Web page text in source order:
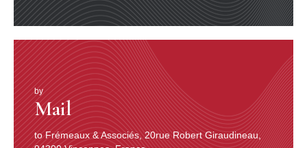
2 – Mai Gao Di(La vente des semelles épaisses). 8’45
Dans la province de Shanxi, vers l’époque des Qing, se
des petits commerçants au faible capital. Dans les
ruelles des villages, à l’époque, on pouvait apercevoir
facilement leurs petits chariots et entendre leurs appels
criards pour vanter leurs produits. Cela favorisait une
ambiance chaleureuse. A la fin de la dynastie Qing,
dans la ville de Pingyao, l’artisan Tigre Wang (Wang
Laohu) vivait de la vente de semelles dans la rue. Des
semelles cousues main de bonne qualité, en plusieurs
by
Mail
to Frémeaux & Associés, 20rue Robert Giraudineau,